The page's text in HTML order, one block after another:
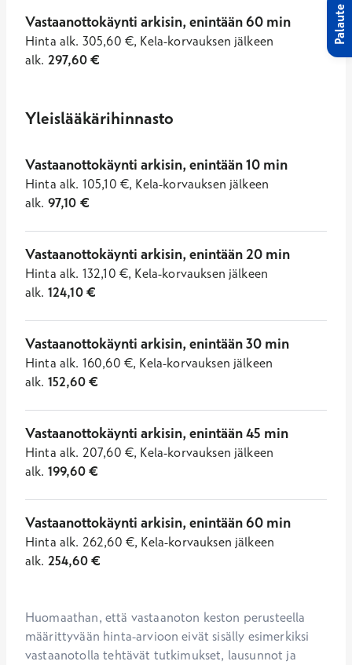
Vastaanottokäynti arkisin, enintään 60 min
Hinta alk. 305,60 €, Kela-korvauksen jälkeen
alk. 297,60€
Yleislääkärihinnasto
Vastaanottokäynti arkisin, enintään 10 min
Hinta alk. 105,10 €, Kela-korvauksen jälkeen
alk. 97,10 €
Vastaanottokäynti arkisin, enintään 20 min
Hinta alk. 132,10 €, Kela-korvauksen jälkeen
alk. 124,10€
Vastaanottokäynti arkisin, enintään 30 min
Hinta alk. 160,60 €, Kela-korvauksen jälkeen
alk. 152,60€
Vastaanottokäynti arkisin, enintään 45 min
Hinta alk. 207,60 €, Kela-korvauksen jälkeen
alk. 199,60€
Vastaanottokäynti arkisin, enintään 60 min
Hinta alk. 262,60 €, Kela-korvauksen jälkeen
alk. 254,60€
Huomaathan, että vastaanoton keston perusteella
määrittyvään hinta-arvioon eivät sisälly esimerkiksi
vastaanotolla tehtävät tutkimukset, lausunnot ja
Palaute